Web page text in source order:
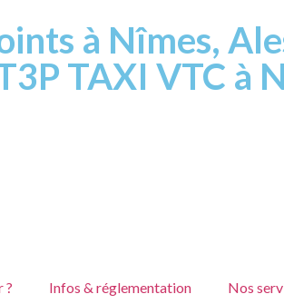
à Nîmes,
TAXI VTC à
? Infos & réglementation Nos